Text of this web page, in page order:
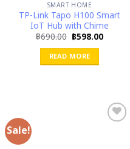
SMART HOME
TP-Link Tapo H100 Smart
IoT Hub with Chime
฿690.00 Original
was:
฿690.00.
฿598.00Current
READ MORE
Sale!